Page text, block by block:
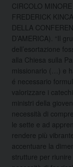
CIRCOLO
FREDERICK
DELLA
D’AMERICA). “Il
dell’esortazione
alla Chiesa sulla
missionario (…) e
é necessario
valorizzare i
ministri della
necessità di
le sette e ad
rendere più
accentuare la
strutture per